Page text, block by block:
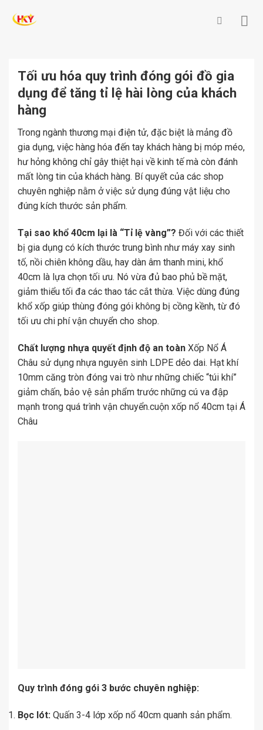
Tối ưu hóa quy trình đóng gói đồ gia
dụng để tăng tỉ lệ hài lòng của khách
hàng
Trong ngành thương mại điện tử, đặc biệt là mảng đồ
gia dụng, việc hàng hóa đến tay khách hàng bị móp méo,
hư hỏng không chỉ gây thiệt hại về kinh tế mà còn đánh
mất lòng tin của khách hàng. Bí quyết của các shop
chuyên nghiệp nằm ở việc sử dụng đúng vật liệu cho
đúng kích thước sản phẩm.
Tại sao khổ 40cm lại là “Tỉ lệ vàng”? Đối với các thiết
bị gia dụng có kích thước trung bình như máy xay sinh
tố, nồi chiên không dầu, hay dàn âm thanh mini, khổ
40cm là lựa chọn tối ưu. Nó vừa đủ bao phủ bề mặt,
giảm thiểu tối đa các thao tác cắt thừa. Việc dùng đúng
khổ xốp giúp thùng đóng gói không bị cồng kềnh, từ đó
tối ưu chi phí vận chuyển cho shop.
Chất lượng nhựa quyết định độ an toàn Xốp Nổ Á
Châu sử dụng nhựa nguyên sinh LDPE dẻo dai. Hạt khí
10mm căng tròn đóng vai trò như những chiếc “túi khí”
giảm chấn, bảo vệ sản phẩm trước những cú va đập
mạnh trong quá trình vận chuyển.cuộn xốp nổ 40cm tại Á
Châu
Quy trình đóng gói 3 bước chuyên nghiệp:
Bọc lót: Quấn 3-4 lớp xốp nổ 40cm quanh sản phẩm.